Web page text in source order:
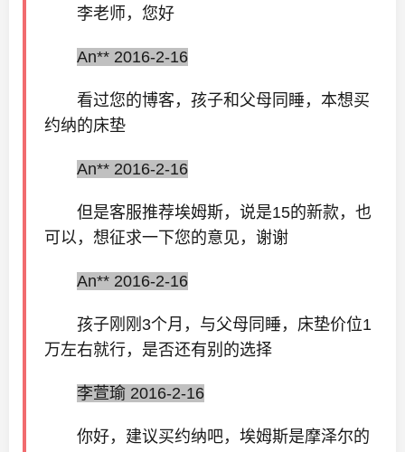
李老师，您好
An** 2016-2-16
看过您的博客，孩子和父母同睡，本想买
约纳的床垫
An** 2016-2-16
但是客服推荐埃姆斯，说是15的新款，也
可以，想征求一下您的意见，谢谢
An** 2016-2-16
孩子刚刚3个月，与父母同睡，床垫价位1
万左右就行，是否还有别的选择
李萱瑜 2016-2-16
你好，建议买约纳吧，埃姆斯是摩泽尔的